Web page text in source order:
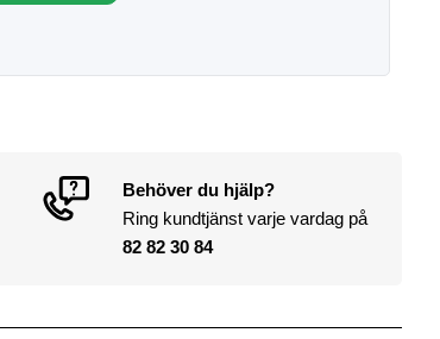
Behöver du hjälp?
Ring kundtjänst varje vardag på
82 82 30 84